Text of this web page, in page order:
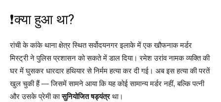
❗क्या हुआ था?
रांची के कांके थाना क्षेत्र स्थित सर्वोदयनगर इलाके में एक खौफनाक मर्डर
मिस्ट्री ने पुलिस प्रशासन को सकते में डाल दिया। रमेश उरांव नामक व्यक्ति की
घर में घुसकर धारदार हथियार से निर्मम हत्या कर दी गई। अब इस हत्या की परतें
खुल चुकी हैं — जिसमें सामने आया कि यह कोई सामान्य मर्डर नहीं, बल्कि पत्नी
और उसके प्रेमी कासुनियोजित षड्यंत्रथा।